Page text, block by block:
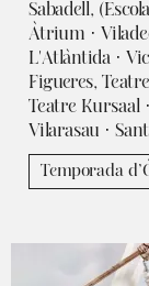
Sabadell,
Àtrium ·
L'Atlàntida ·
Figueres,
Teatre Kursaal
Vilarasau ·
Temporada